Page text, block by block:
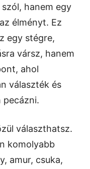
hanem egy
élményt. Ez
egy stégre,
vársz, hanem
ahol
választék és
pecázni.
választhatsz.
komolyabb
amur, csuka,